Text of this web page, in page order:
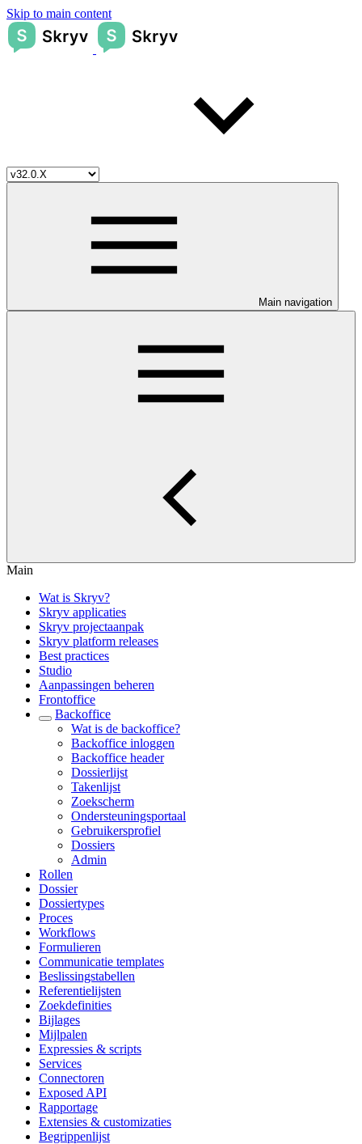
Skip to main content
Main navigation
Main
Wat is Skryv?
Skryv applicaties
Skryv projectaanpak
Skryv platform releases
Best practices
Studio
Aanpassingen beheren
Frontoffice
Backoffice
Wat is de backoffice?
Backoffice inloggen
Backoffice header
Dossierlijst
Takenlijst
Zoekscherm
Ondersteuningsportaal
Gebruikersprofiel
Dossiers
Admin
Rollen
Dossier
Dossiertypes
Proces
Workflows
Formulieren
Communicatie templates
Beslissingstabellen
Referentielijsten
Zoekdefinities
Bijlages
Mijlpalen
Expressies & scripts
Services
Connectoren
Exposed API
Rapportage
Extensies & customizaties
Begrippenlijst